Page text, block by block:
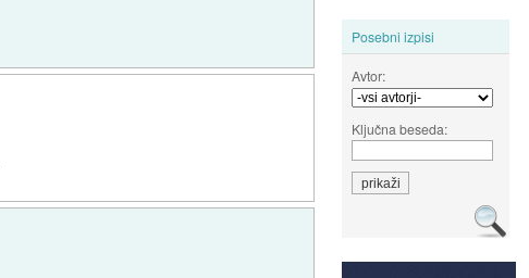
Posebni izpisi
Avtor:
Ključna beseda: